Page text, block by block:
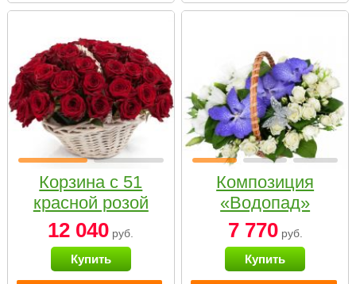
Корзина с 51
красной розой
12 040 руб.
Купить
Композиция
«Водопад»
7 770руб.
Купить